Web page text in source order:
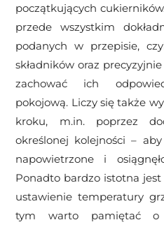
początkujących
przede wszystkim
podanych w przepisie,
składników oraz
zachować ich
pokojową. Liczy się także
kroku, m.in. poprzez
określonej kolejności –
napowietrzone i
Ponadto bardzo istotna jest
ustawienie temperatury
tym warto pamiętać o